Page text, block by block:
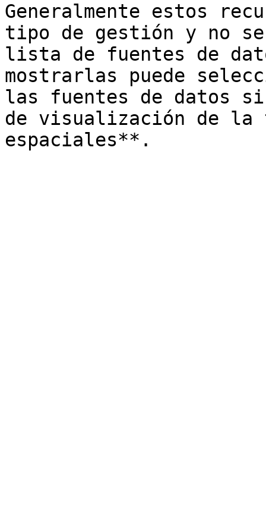
Generalmente estos
tipo de gestión y no
lista de fuentes de
mostrarlas puede
las fuentes de datos
de visualización de la